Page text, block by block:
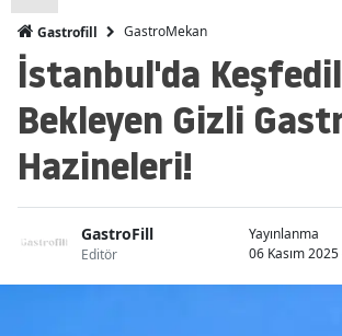
Gastrofill GastroMekan
İstanbul'da
Bekleyen Gizli
Hazineleri!
GastroFill
Editör
Yayınlanma
06 Kasım